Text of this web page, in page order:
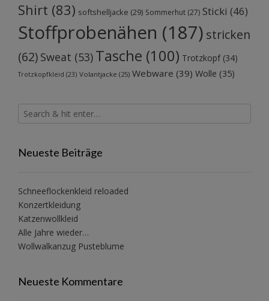
Shirt (83) softshelljacke (29) Sommerhut (27) Sticki (46)
Stoffprobenähen (187) stricken
(62) Sweat (53) Tasche (100) Trotzkopf(34)
Trotzkopfkleid (23) Volantjacke (25) Webware (39) Wolle (35)
Neueste Beiträge
Schneeflockenkleid reloaded
Konzertkleidung
Katzenwollkleid
Alle Jahre wieder…
Wollwalkanzug Pusteblume
Neueste Kommentare